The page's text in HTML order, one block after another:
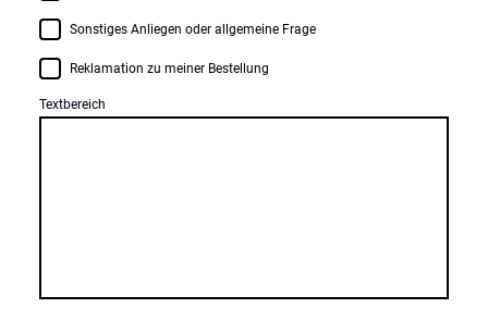
Sonstiges Anliegen oder allgemeine Frage
Reklamation zu meiner Bestellung
Textbereich